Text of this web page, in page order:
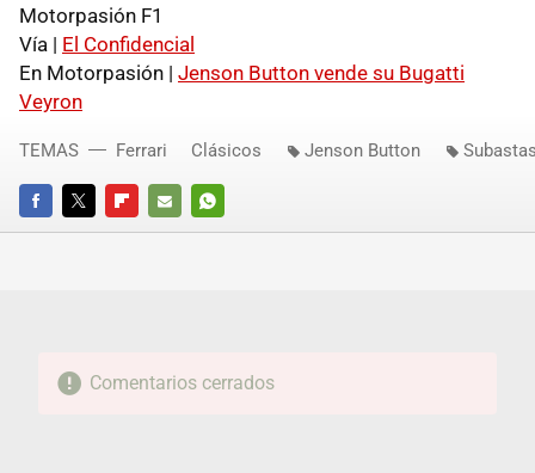
Motorpasión F1
Vía | El Confidencial
En Motorpasión | Jenson Button vende su Bugatti
Veyron
FACEBOOKTWITTERFLIPBOARD
E-
WHATSAPP
TEMAS Ferrari Clásicos Jenson Button
Comentarios cerrados